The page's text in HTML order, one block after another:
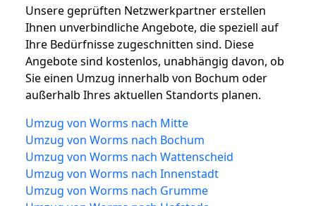
Unsere geprüften Netzwerkpartner erstellen
Ihnen unverbindliche Angebote, die speziell auf
Ihre Bedürfnisse zugeschnitten sind. Diese
Angebote sind kostenlos, unabhängig davon, ob
Sie einen Umzug innerhalb von Bochum oder
außerhalb Ihres aktuellen Standorts planen.
Umzug von Worms nach Mitte
Umzug von Worms nach Bochum
Umzug von Worms nach Wattenscheid
Umzug von Worms nach Innenstadt
Umzug von Worms nach Grumme